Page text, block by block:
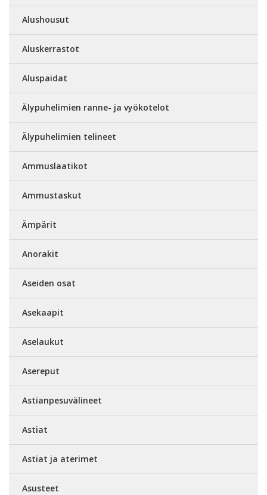
Alushousut
Aluskerrastot
Aluspaidat
Älypuhelimien ranne- ja vyökotelot
Älypuhelimien telineet
Ammuslaatikot
Ammustaskut
Ämpärit
Anorakit
Aseiden osat
Asekaapit
Aselaukut
Asereput
Astianpesuvälineet
Astiat
Astiat ja aterimet
Asusteet